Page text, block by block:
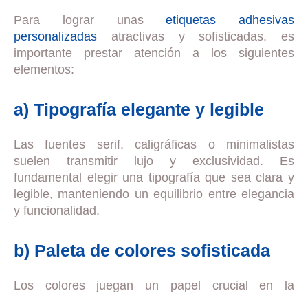
Para lograr unasetiquetas adhesivas
personalizadas atractivas y sofisticadas, es
importante prestar atención a los siguientes
elementos:
a) Tipografía elegante y legible
Las fuentes serif, caligráficas o minimalistas
suelen transmitir lujo y exclusividad. Es
fundamental elegir una tipografía que sea clara y
legible, manteniendo un equilibrio entre elegancia
y funcionalidad.
b) Paleta de colores sofisticada
Los colores juegan un papel crucial en la